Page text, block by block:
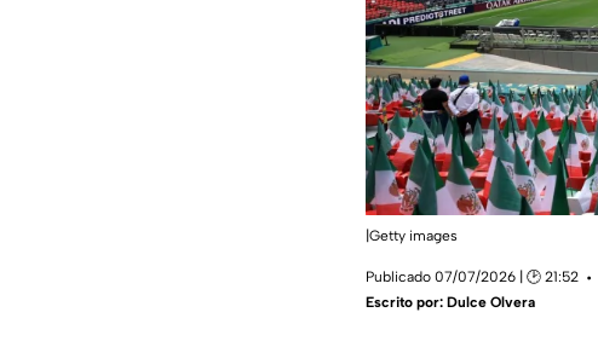
|Getty images
Publicado 07/07/2026 | 🕑 21:52
Escrito por: Dulce Olvera